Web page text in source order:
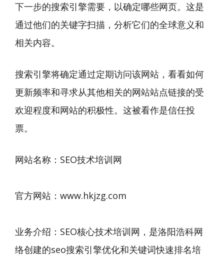
下一步的搜索引擎需要，以确定哪些网页。这是
通过他们的关键字扫描，分析它们的全球意义和
相关内容。
搜索引擎将确定通过定期访问该网站，看看如何
更新频率和寻求从其他相关的网站站点链接的受
欢迎程度和网站的积极性。这被看作是信任投
票。
网站名称： SEO技术培训网
官方网站：www.hkjzg.com
业务介绍：SEO核心技术培训网，是洛阳浩科网
络创建的seo搜索引擎优化和关键词快速排名培